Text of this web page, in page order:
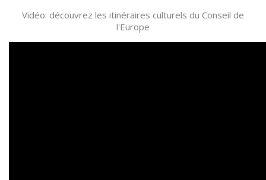
Vidéo: découvrez les itinéraires culturels du Conseil de
l'Europe